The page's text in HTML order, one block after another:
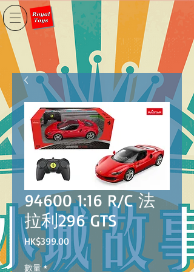
94600 1:16 R/C 法
拉利296 GTS
HK$399.00價
格
數量 *